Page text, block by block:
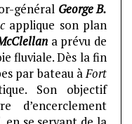
général George B.
applique son plan
a prévu de
fluviale. Dès la fin
par bateau àFort
Son objectif
d’encerclement